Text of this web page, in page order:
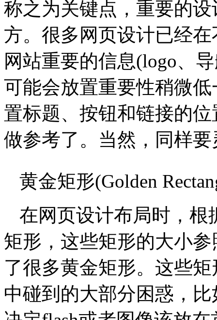
称之为关键点，重要的
方。很多网页设计已经
网站重要的信息(logo、
可能会放置重要性稍微
置标题、按钮和链接的
做参考了。当然，同样
黄金矩形(Golden
在网页设计布局时，根
矩形，这些矩形的大小
了很多黄金矩形。这些
中碰到的大部分困惑，